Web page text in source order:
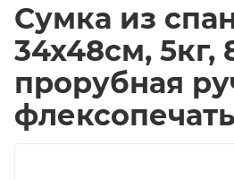
Сумка из
34х48см, 5кг,
прорубная
флексопечать